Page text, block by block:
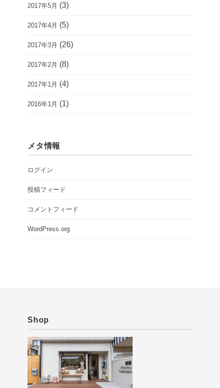
2017年5月 (3)
2017年4月 (5)
2017年3月 (26)
2017年2月 (8)
2017年1月 (4)
2016年1月 (1)
メタ情報
ログイン
投稿フィード
コメントフィード
WordPress.org
Shop